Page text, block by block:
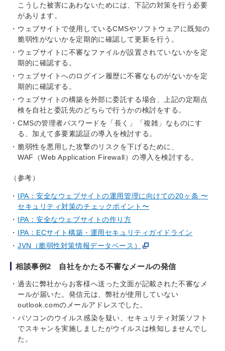
こうした被害にあわないためには、下記の対策を行う必要
があります。
ウェブサイトで使用しているCMSやソフトウェアに既知の
脆弱性がないかを定期的に確認して更新を行う。
ウェブサイトに不審なファイルが設置されていないかを定
期的に確認する。
ウェブサイトへのログイン履歴に不審なものがないかを定
期的に確認する。
ウェブサイトの構築を外部に委託する場合、上記の定期点
検を自社と委託先のどちらで行うかの検討をする。
CMSの管理者パスワードを「長く」「複雑」なものにす
る、加えて多要素認証の導入を検討する。
脆弱性を悪用した攻撃のリスクを下げるために、
WAF（Web Application Firewall）の導入を検討する。
（参考）
IPA：安全なウェブサイトの運用管理に向けての20ヶ条 〜
セキュリティ対策のチェックポイント〜
IPA：安全なウェブサイトの作り方
IPA：ECサイト構築・運用セキュリティガイドライン
JVN（脆弱性対策情報データベース）
相談事例2 自社をかたる不審なメールの発信
過去に弊社からお客様へ送った文面が記載された不審なメ
ールが届いた。発信元は、弊社が使用していない
outlook.comのメールアドレスでした。
パソコンのウイルス感染を疑い、セキュリティ対策ソフト
でスキャンを実施しましたがウイルスは検知しませんでし
た。